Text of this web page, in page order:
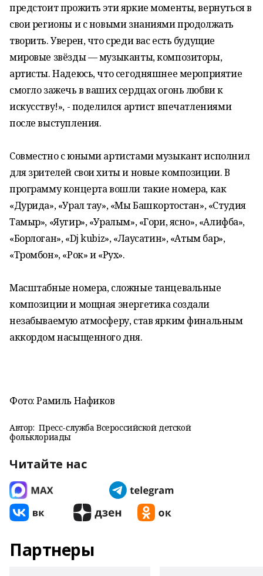
предстоит прожить эти яркие моменты, вернуться в
свои регионы и с новыми знаниями продолжать
творить. Уверен, что среди вас есть будущие
мировые звёзды — музыканты, композиторы,
артисты. Надеюсь, что сегодняшнее мероприятие
смогло зажечь в ваших сердцах огонь любви к
искусству!», - поделился артист впечатлениями
после выступления.
Совместно с юными артистами музыкант исполнил
для зрителей свои хиты и новые композиции. В
программу концерта вошли такие номера, как
«Дурида», «Урал тау», «Мы Башкортостан», «Студия
Тамыр», «Яугир», «Уралым», «Гори, ясно», «Алифба»,
«Борлоган», «Dj kubiz», «Лаусатин», «Атым бар»,
«Тромбон», «Рок» и «Рух».
Масштабные номера, сложные танцевальные
композиции и мощная энергетика создали
незабываемую атмосферу, став ярким финальным
аккордом насыщенного дня.
Фото: Рамиль Нафиков
Автор: Пресс-служба Всероссийской детской
фольклориады
Читайте нас
Партнеры